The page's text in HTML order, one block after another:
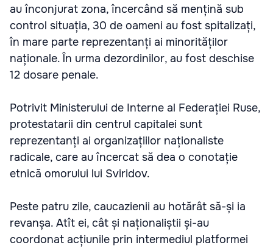
au înconjurat zona, încercând să mențină sub
control situația, 30 de oameni au fost spitalizați,
în mare parte reprezentanți ai minorităților
naționale. În urma dezordinilor, au fost deschise
12 dosare penale.
Potrivit Ministerului de Interne al Federației Ruse,
protestatarii din centrul capitalei sunt
reprezentanți ai organizațiilor naționaliste
radicale, care au încercat să dea o conotație
etnică omorului lui Sviridov.
Peste patru zile, caucazienii au hotărât să-și ia
revanșa. Atît ei, cât și naționaliștii și-au
coordonat acțiunile prin intermediul platformei